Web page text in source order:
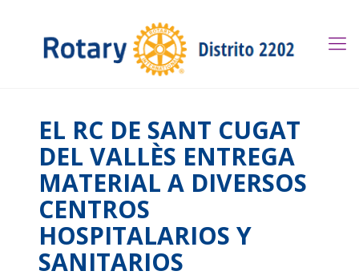
EL RC DE SANT CUGAT
DEL VALLÈS ENTREGA
MATERIAL A DIVERSOS
CENTROS
HOSPITALARIOS Y
SANITARIOS